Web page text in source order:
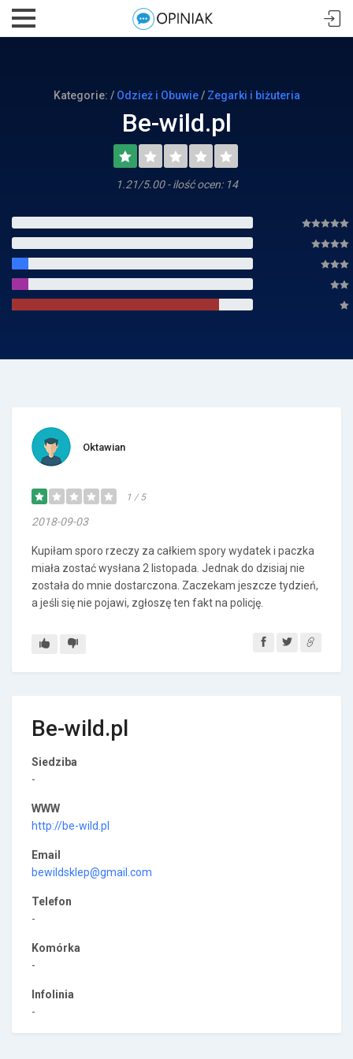
Kategorie: / Odzież i Obuwie/ Zegarki i biżuteria
Be-wild.pl
1.21/5.00 - ilość ocen: 14
Oktawian
1 / 5
2018-09-03
Kupiłam sporo rzeczy za całkiem spory wydatek i paczka
miała zostać wysłana 2 listopada. Jednak do dzisiaj nie
została do mnie dostarczona. Zaczekam jeszcze tydzień,
a jeśli się nie pojawi, zgłoszę ten fakt na policję.
Be-wild.pl
Siedziba
-
WWW
http://be-wild.pl
Email
bewildsklep@gmail.com
Telefon
-
Komórka
-
Infolinia
-